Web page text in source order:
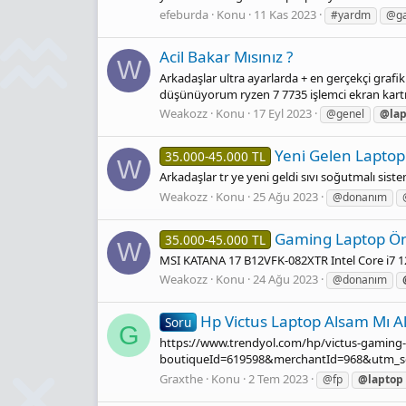
efeburda Konu 11 Kas 2023 #yardm
W Acil Bakar Mısınız ?
Arkadaşlar ultra ayarlarda + en gerçekçi
düşünüyorum ryzen 7 7735 işlemci ekran
Weakozz Konu 17 Eyl 2023 @genel
W 35.000-45.000 TL Yeni̇ Gelen Laptop
Arkadaşlar tr ye yeni geldi sıvı soğutmalı
Weakozz Konu 25 Ağu 2023 @donanım
W 35.000-45.000 TL Gaming Laptop
MSI KATANA 17 B12VFK-082XTR Intel Core i7
Weakozz Konu 24 Ağu 2023 @donanım
G Soru Hp Victus Laptop Alsam Mı
https://www.trendyol.com/hp/victus-gaming-
Graxthe Konu 2 Tem 2023 @fp @laptop